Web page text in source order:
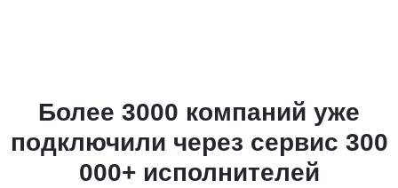
Более 3000 компаний уже
подключили через сервис 300
000+ исполнителей